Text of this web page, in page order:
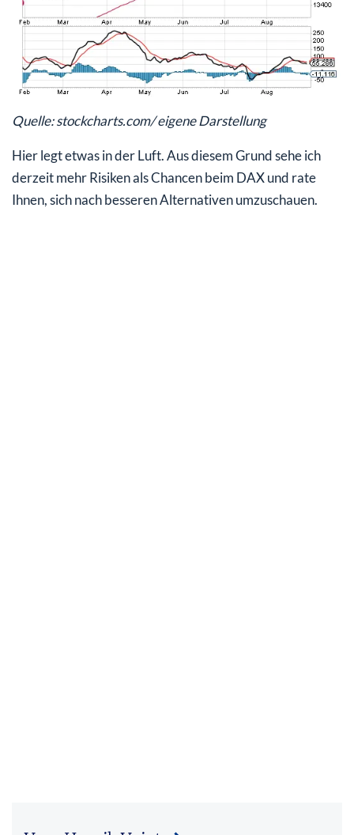
Quelle: stockcharts.com/ eigene Darstellung
Hier legt etwas in der Luft. Aus diesem Grund sehe ich
derzeit mehr Risiken als Chancen beim DAX und rate
Ihnen, sich nach besseren Alternativen umzuschauen.